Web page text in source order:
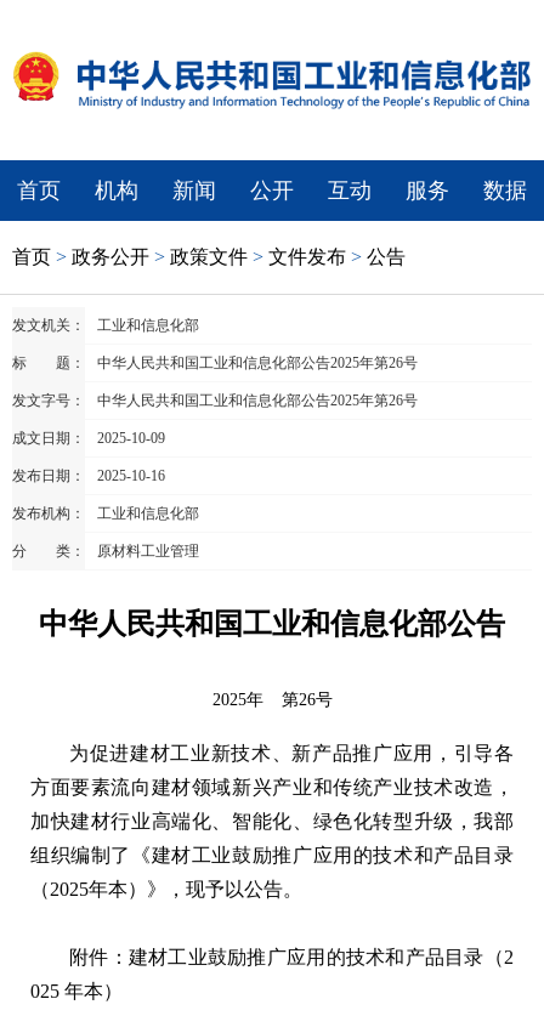
首页 机构 新闻 公开 互动 服务 数据
首页 > 政务公开 > 政策文件 > 文件发布 > 公告
发文机关： 工业和信息化部
标 题： 中华人民共和国工业和信息化部公告2025年第26号
发文字号： 中华人民共和国工业和信息化部公告2025年第26号
成文日期： 2025-10-09
发布日期： 2025-10-16
发布机构： 工业和信息化部
分 类： 原材料工业管理
中华人民共和国工业和信息化部公告
2025年 第26号
为促进建材工业新技术、新产品推广应用，引导各
方面要素流向建材领域新兴产业和传统产业技术改造，
加快建材行业高端化、智能化、绿色化转型升级，我部
组织编制了《建材工业鼓励推广应用的技术和产品目录
（2025年本）》，现予以公告。
附件：建材工业鼓励推广应用的技术和产品目录（2
025 年本）